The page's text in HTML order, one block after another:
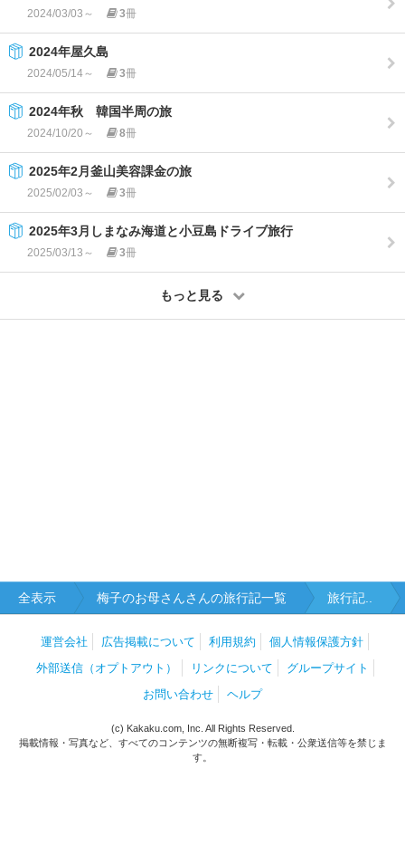
2024/03/03～ 3冊
2024年屋久島
2024/05/14～ 3冊
2024年秋 韓国半周の旅
2024/10/20～ 8冊
2025年2月釜山美容課金の旅
2025/02/03～ 3冊
2025年3月しまなみ海道と小豆島ドライブ旅行
2025/03/13～ 3冊
もっと見る
全表示 梅子のお母さんさんの旅行記一覧 旅行記..
運営会社 広告掲載について 利用規約
個人情報保護方針
外部送信（オプトアウト）
リンクについて
グループサイト
お問い合わせ
ヘルプ
(c) Kakaku.com, Inc. All Rights Reserved.
掲載情報・写真など、すべてのコンテンツの無断複写・転載・公衆送信等を禁じま
す。